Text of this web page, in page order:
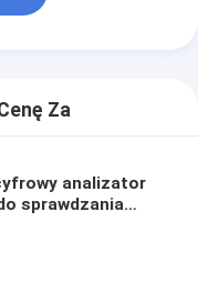
Za
analizator
sprawdzania